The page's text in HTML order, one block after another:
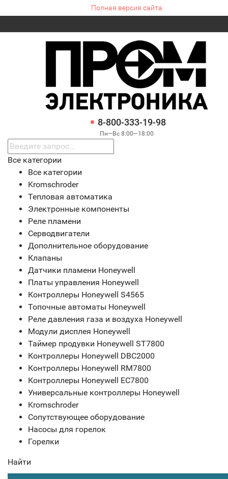
Полная версия сайта
8-800-333-19-98
Пн—Вс 8:00—18:00
Все категории
Все категории
Kromschroder
Тепловая автоматика
Электронные компоненты
Реле пламени
Серводвигатели
Дополнительное оборудование
Клапаны
Датчики пламени Honeywell
Платы управления Honeywell
Контроллеры Honeywell S4565
Топочные автоматы Honeywell
Реле давления газа и воздуха Honeywell
Модули дисплея Honeywell
Таймер продувки Honeywell ST7800
Контроллеры Honeywell DBC2000
Контроллеры Honeywell RM7800
Контроллеры Honeywell EC7800
Универсальные контроллеры Honeywell
Kromschroder
Сопутствующее оборудование
Насосы для горелок
Горелки
Найти